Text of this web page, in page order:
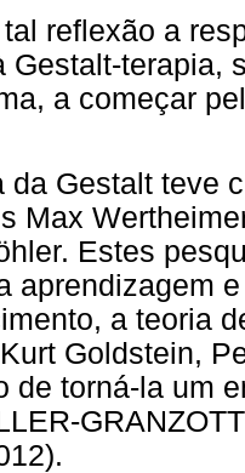
reflexão a
Gestalt-terapia,
a começar
da Gestalt teve
Max
Estes
aprendizagem
a teoria
Goldstein,
de torná-la um